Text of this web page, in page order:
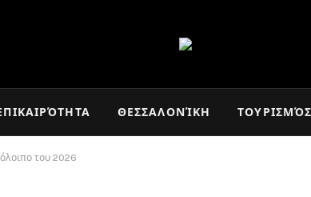
ΘΕΣΣΑΛΟΝΊΚΗ ΤΟΥΡΙΣΜΌΣ
του 2026